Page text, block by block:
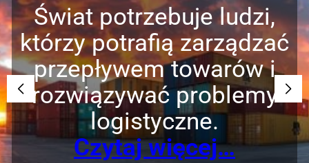
Świat potrzebuje ludzi,
którzy potrafią zarządzać
przepływem towarów i
rozwiązywać problemy
logistyczne.
Czytaj więcej…